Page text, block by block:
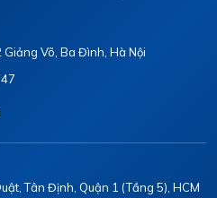
Giảng Võ, Ba Đình, Hà Nội
Tân Định, Quận 1 (Tầng 5), HCM